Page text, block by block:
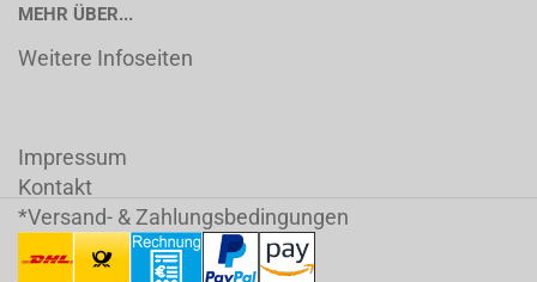
MEHR ÜBER...
Weitere Infoseiten
Impressum
Kontakt
*Versand- & Zahlungsbedingungen